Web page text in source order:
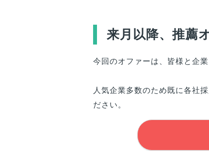
来月以降、推薦
今回のオファーは、 皆様 と企
人気企業多数のため既に各社
ださい。